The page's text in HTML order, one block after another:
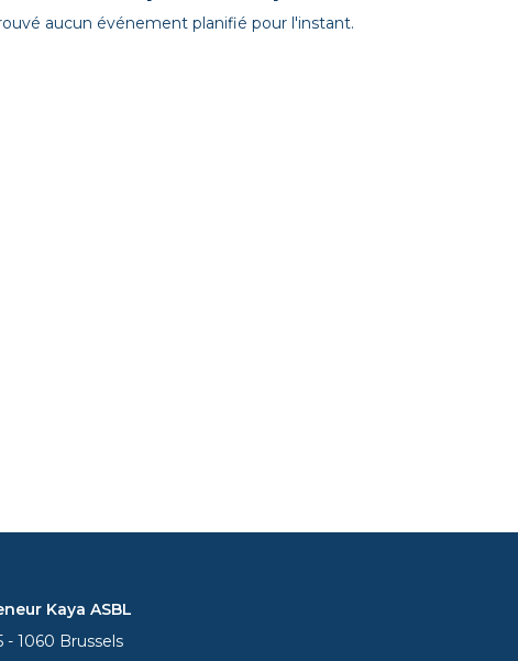
aucun événement planifié pour l'instant.
Kaya ASBL
- 1060 Brussels